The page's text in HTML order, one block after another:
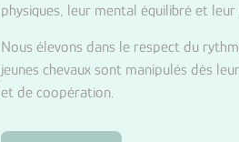
physiques, leur mental équilibré et leur
Nous élevons dans le respect du
jeunes chevaux sont manipulés dès
et de coopération.